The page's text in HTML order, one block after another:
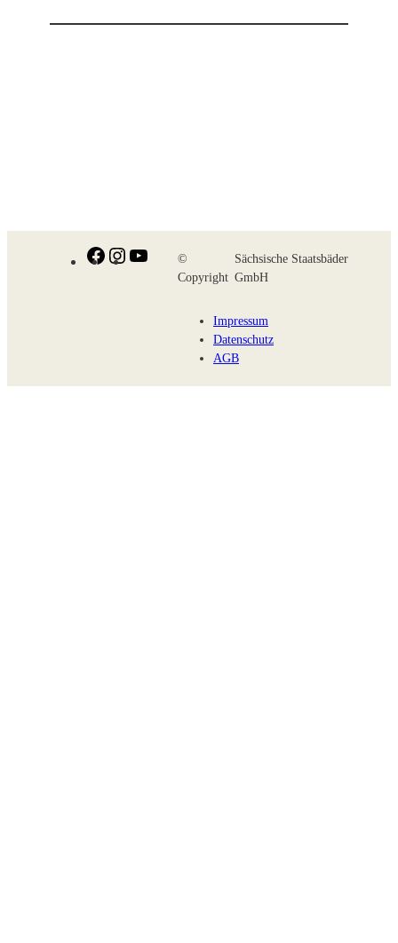
FacebookInstagram
YouTube
©
Copyright
Sächsische Staatsbäder
GmbH
Impressum
Datenschutz
AGB